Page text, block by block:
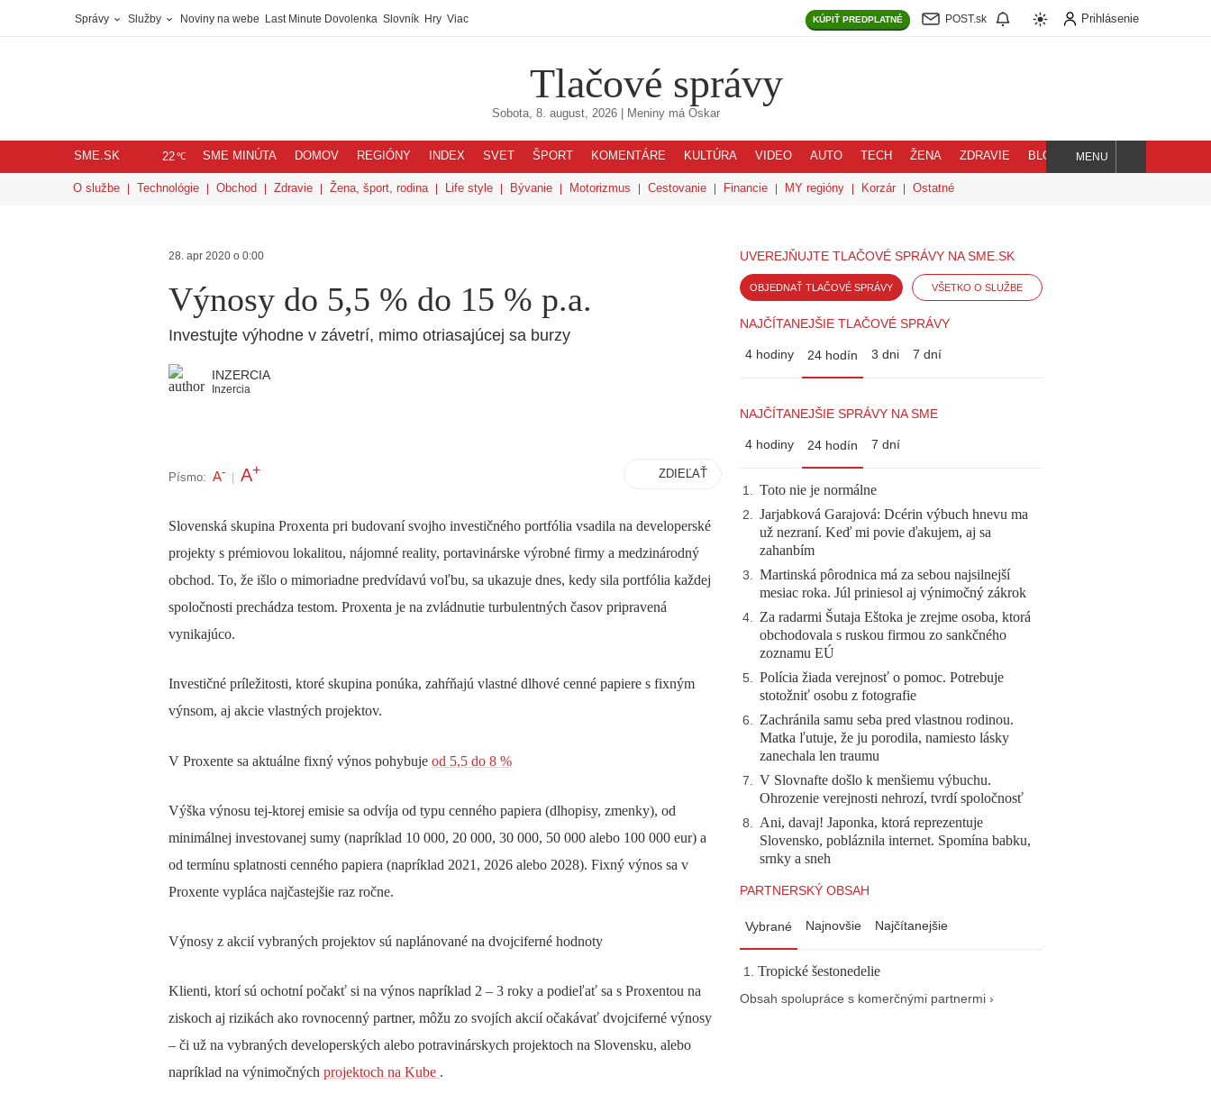
Správy Služby Noviny na webe Last Minute Dovolenka Slovník Hry Viac KÚPIŤ PREDPLATNÉ POST.sk Prihlásenie
Tlačové správy
Sobota, 8. august, 2026| Meniny má Oskar
SME.SK 22℃ SME MINÚTA DOMOV REGIÓNY INDEX SVET ŠPORT KOMENTÁRE KULTÚRA VIDEO AUTO TECH ŽENA ZDRAVIE BLOG
Hľadaj
MENU
O službe Technológie Obchod Zdravie Žena, šport, rodina Life style Bývanie Motorizmus Cestovanie Financie MY regióny Korzár Ostatné
28. apr 2020 o 0:00
Výnosy do 5,5 % do 15 % p.a.
Investujte výhodne v závetrí, mimo otriasajúcej sa burzy
INZERCIA
Inzercia
Písmo: A- A+ ZDIEĽAŤ
Slovenská skupina Proxenta pri budovaní svojho investičného portfólia vsadila na developerské
projekty s prémiovou lokalitou, nájomné reality, portavinárske výrobné firmy a medzinárodný
obchod. To, že išlo o mimoriadne predvídavú voľbu, sa ukazuje dnes, kedy sila portfólia každej
spoločnosti prechádza testom. Proxenta je na zvládnutie turbulentných časov pripravená
vynikajúco.
Investičné príležitosti, ktoré skupina ponúka, zahŕňajú vlastné dlhové cenné papiere s fixným
výnsom, aj akcie vlastných projektov.
V Proxente sa aktuálne fixný výnos pohybuje od 5,5 do 8 %
Výška výnosu tej-ktorej emisie sa odvíja od typu cenného papiera (dlhopisy, zmenky), od
minimálnej investovanej sumy (napríklad 10 000, 20 000, 30 000, 50 000 alebo 100 000 eur) a
od termínu splatnosti cenného papiera (napríklad 2021, 2026 alebo 2028). Fixný výnos sa v
Proxente vypláca najčastejšie raz ročne.
Výnosy z akcií vybraných projektov sú naplánované na dvojciferné hodnoty
Klienti, ktorí sú ochotní počakť si na výnos napríklad 2 – 3 roky a podieľať sa s Proxentou na
ziskoch aj rizikách ako rovnocenný partner, môžu zo svojích akcií očakávať dvojciferné výnosy
– či už na vybraných developerských alebo potravinárskych projektoch na Slovensku, alebo
napríklad na výnimočných projektoch na Kube .
UVEREJŇUJTE TLAČOVÉ SPRÁVY NA SME.SK
OBJEDNAŤ TLAČOVÉ SPRÁVY VŠETKO O SLUŽBE
NAJČÍTANEJŠIE TLAČOVÉ SPRÁVY
4 hodiny 24 hodín 3 dni 7 dní
NAJČÍTANEJŠIE SPRÁVY NA SME
4 hodiny 24 hodín 7 dní
1. Toto nie je normálne
2. Jarjabková Garajová: Dcérin výbuch hnevu ma
už nezraní. Keď mi povie ďakujem, aj sa
zahanbím
3. Martinská pôrodnica má za sebou najsilnejší
mesiac roka. Júl priniesol aj výnimočný zákrok
4. Za radarmi Šutaja Eštoka je zrejme osoba, ktorá
obchodovala s ruskou firmou zo sankčného
zoznamu EÚ
5. Polícia žiada verejnosť o pomoc. Potrebuje
stotožniť osobu z fotografie
6. Zachránila samu seba pred vlastnou rodinou.
Matka ľutuje, že ju porodila, namiesto lásky
zanechala len traumu
7. V Slovnafte došlo k menšiemu výbuchu.
Ohrozenie verejnosti nehrozí, tvrdí spoločnosť
8. Ani, davaj! Japonka, ktorá reprezentuje
Slovensko, pobláznila internet. Spomína babku,
srnky a sneh
PARTNERSKÝ OBSAH
Vybrané Najnovšie Najčítanejšie
Tropické šestonedelie
Obsah spolupráce s komerčnými partnermi ›